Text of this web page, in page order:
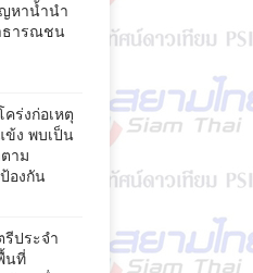
หาน้ำนำ
ธารณชน
ร่งก่อเหตุ
ข้ง พบเป็น
าม
องกัน
ประจำ
นที่